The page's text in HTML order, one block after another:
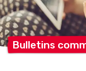
Bulletins